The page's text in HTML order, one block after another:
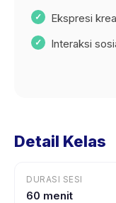
Ekspresi
Interaksi
Detail Kelas
DURASI SESI
60 menit